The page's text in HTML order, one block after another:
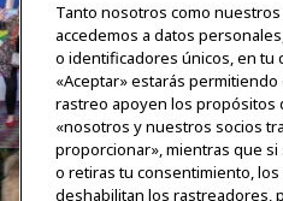
Tanto nosotros como nuestros
accedemos a datos
o identificadores únicos, en tu
«Aceptar» estarás
rastreo apoyen los propósitos
«nosotros y nuestros socios
proporcionar», mientras que
o retiras tu consentimiento,
deshabilitan los rastreadores,